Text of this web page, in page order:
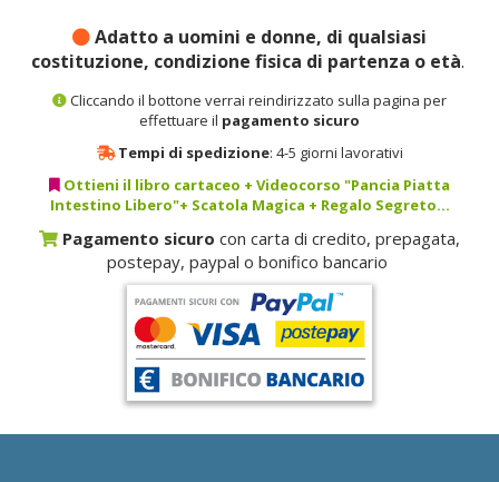
Adatto a uomini e donne, di qualsiasi
costituzione, condizione fisica di partenza o età.
Cliccando il bottone verrai reindirizzato sulla pagina per
effettuare il pagamento sicuro
Tempi di spedizione: 4-5 giorni lavorativi
Ottieni il libro cartaceo + Videocorso "Pancia Piatta
Intestino Libero"+ Scatola Magica + Regalo Segreto...
Pagamento sicuro con carta di credito, prepagata,
postepay, paypal o bonifico bancario